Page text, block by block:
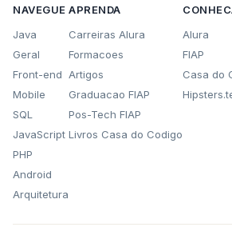
NAVEGUE
Java
Geral
Front-end
Mobile
SQL
JavaScript
PHP
Android
Arquitetura
APRENDA
Carreiras Alura
Formacoes
Artigos
Graduacao FIAP
Pos-Tech FIAP
Livros Casa do Codigo
Alura
FIAP
Casa do